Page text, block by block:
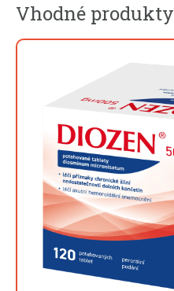
Vhodné produkty